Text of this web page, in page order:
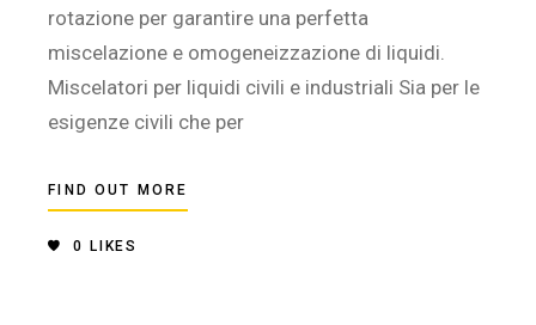
rotazione per garantire una perfetta
miscelazione e omogeneizzazione di liquidi.
Miscelatori per liquidi civili e industriali Sia per le
esigenze civili che per
FIND OUT MORE
0 LIKES